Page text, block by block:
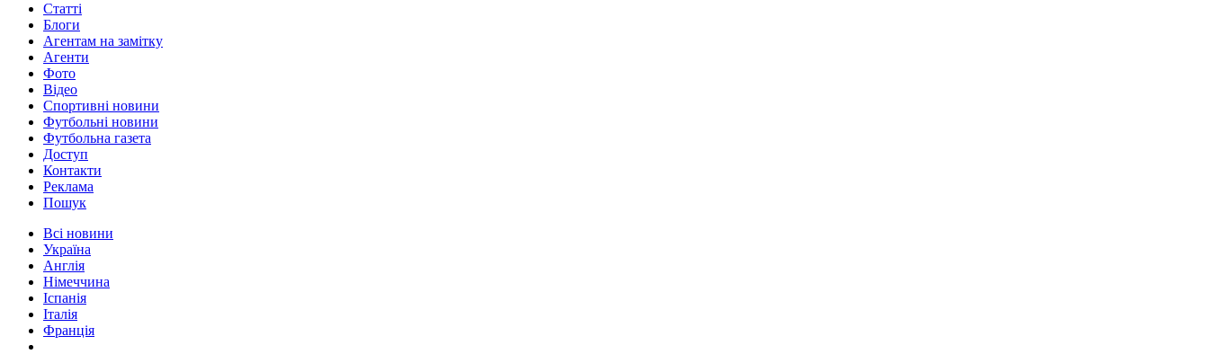
Статті
Блоги
Агентам на замітку
Агенти
Фото
Відео
Спортивні новини
Футбольні новини
Футбольна газета
Доступ
Контакти
Реклама
Пошук
Всі новини
Україна
Англія
Німеччина
Іспанія
Італія
Франція